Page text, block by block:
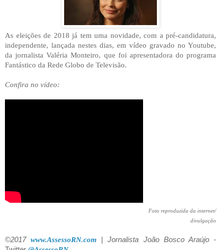
As eleições de 2018 já tem uma novidade, com a pré-candidatura,
independente, lançada nestes dias, em vídeo gravado no Youtube,
da jornalista Valéria Monteiro, que foi apresentadora do programa
Fantástico da Rede Globo de Televisão.
Confira no vídeo:
Foto reproduzida da internet/
divulgação
©2017www.AssessoRN.com
Jornalista João Bosco Araújo -